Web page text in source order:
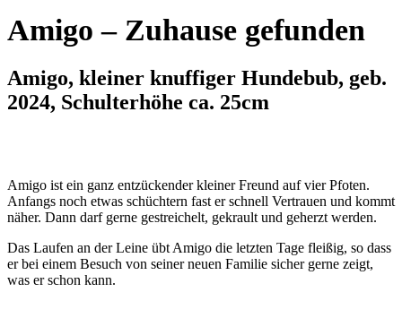
Amigo – Zuhause gefunden
Amigo, kleiner knuffiger Hundebub, geb.
2024, Schulterhöhe ca. 25cm
Amigo ist ein ganz entzückender kleiner Freund auf vier Pfoten.
Anfangs noch etwas schüchtern fast er schnell Vertrauen und kommt
näher. Dann darf gerne gestreichelt, gekrault und geherzt werden.
Das Laufen an der Leine übt Amigo die letzten Tage fleißig, so dass
er bei einem Besuch von seiner neuen Familie sicher gerne zeigt,
was er schon kann.